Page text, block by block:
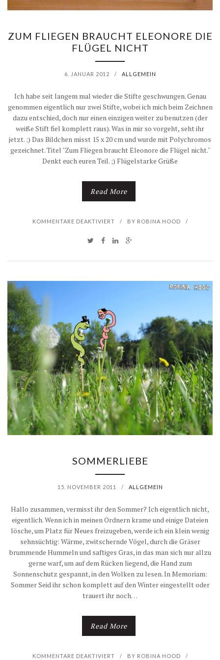
R
E
E
N
ZUM FLIEGEN BRAUCHT ELEONORE DIE
FLÜGEL NICHT
6. JANUAR 2012 / ALLGEMEIN
Ich habe seit langem mal wieder die Stifte geschwungen. Genau
genommen eigentlich nur zwei Stifte, wobei ich mich beim Zeichnen
dazu entschied, doch nur einen einzigen weiter zu benutzen (der
weiße Stift fiel komplett raus). Was in mir so vorgeht, seht ihr
jetzt. ;) Das Bildchen misst 15 x 20 cm und wurde mit Polychromos
gezeichnet. Titel "Zum Fliegen braucht Eleonore die Flügel nicht."
Denkt euch euren Teil. ;) Flügelstarke Grüße
Read More
KOMMENTARE DEAKTIVIERTF
Ü
R
Z
M
F
L
I
E
G
E
N
B
U
C
H
T
E
/ BY ROBINA HOOD /
SOMMERLIEBE
15. NOVEMBER 2011 / ALLGEMEIN
Hallo zusammen, vermisst ihr den Sommer? Ich eigentlich nicht,
eigentlich. Wenn ich in meinen Ordnern krame und einige Dateien
lösche, um Platz für Neues freizugeben, werde ich ein klein wenig
sehnsüchtig: Wärme, zwitschernde Vögel, durch die Gräser
brummende Hummeln und saftiges Gras, in das man sich nur allzu
gerne warf, um auf dem Rücken liegend, die Hand zum
Sonnenschutz gespannt, in den Wolken zu lesen. In Memoriam:
Sommer Seid ihr schon komplett auf den Winter eingestellt oder
trauert ihr noch…
Read More
KOMMENTARE DEAKTIVIERTF / BY ROBINA HOOD /